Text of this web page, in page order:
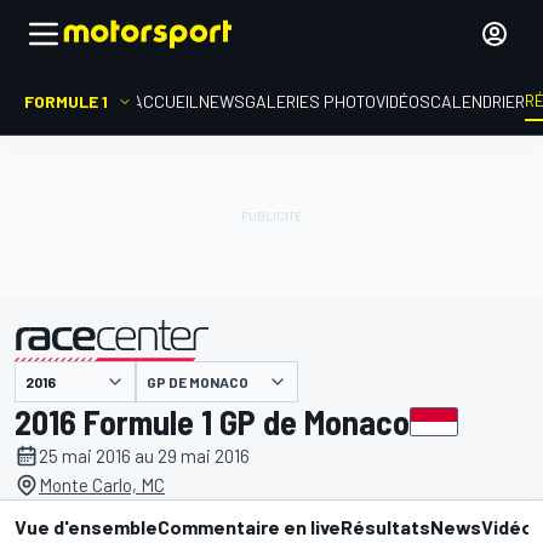
FORMULE 1 ACCUEIL NEWSGALERIES PHOTOVIDÉOSCALENDRIER
présenté par GP DE MONACO
2016 Formule 1 GP de Monaco
25 mai 2016 au 29 mai 2016
Monte Carlo, MC
Vue d'ensembleCommentaire en liveRésultatsNewsVidéos